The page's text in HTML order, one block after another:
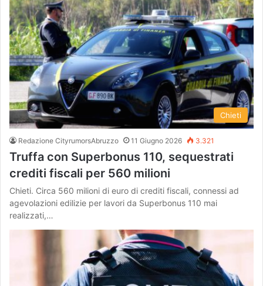
Chieti
Redazione CityrumorsAbruzzo 11 Giugno 2026 3.321
Truffa con Superbonus 110, sequestrati
crediti fiscali per 560 milioni
Chieti. Circa 560 milioni di euro di crediti fiscali, connessi ad
agevolazioni edilizie per lavori da Superbonus 110 mai
realizzati,…